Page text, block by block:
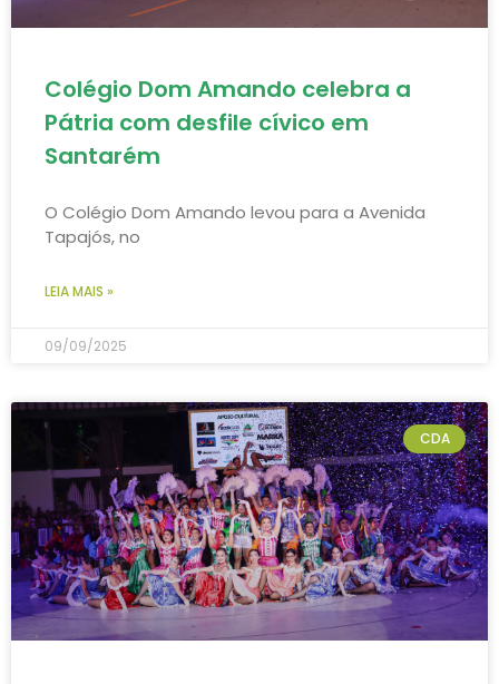
Colégio Dom Amando celebra a
Pátria com desfile cívico em
Santarém
O Colégio Dom Amando levou para a Avenida
Tapajós, no
LEIA MAIS »
09/09/2025
CDA